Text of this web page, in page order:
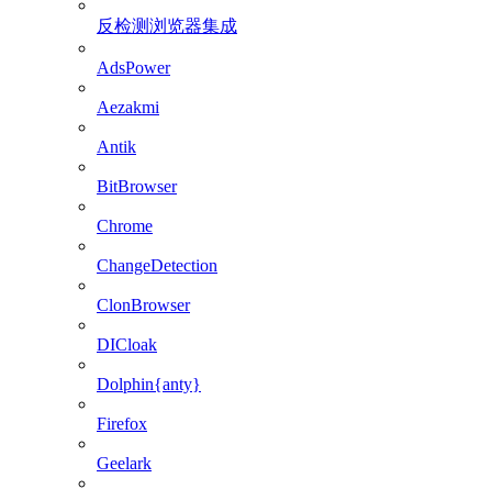
反检测浏览器集成
AdsPower
Aezakmi
Antik
BitBrowser
Chrome
ChangeDetection
ClonBrowser
DICloak
Dolphin{anty}
Firefox
Geelark